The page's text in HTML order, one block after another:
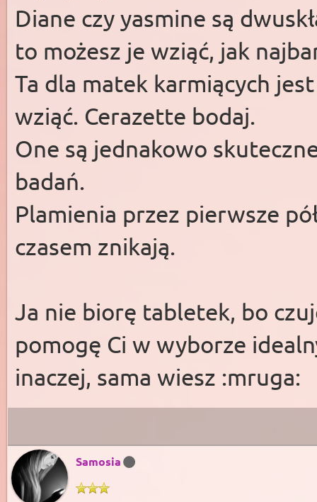
Diane czy yasmine są
to możesz je wziąć, jak
Ta dla matek karmiących
wziąć. Cerazette bodaj.
One są jednakowo
badań.
Plamienia przez pierwsze
czasem znikają.
Ja nie biorę tabletek, bo
pomogę Ci w wyborze
inaczej, sama wiesz :mruga:
Samosia